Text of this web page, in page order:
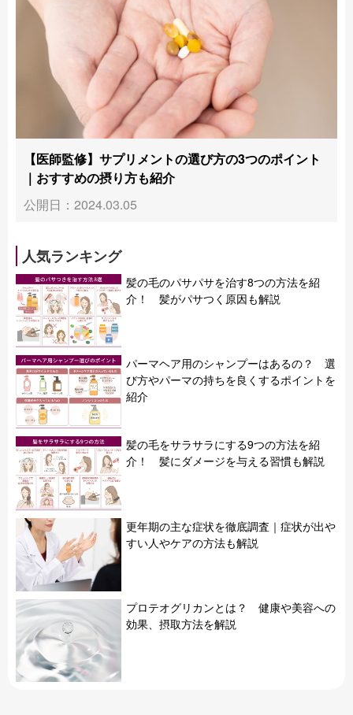
【医師監修】サプリメントの選び方の3つのポイント
｜おすすめの摂り方も紹介
公開日：2024.03.05
人気ランキング
髪の毛のパサパサを治す8つの方法を紹
介！ 髪がパサつく原因も解説
パーマヘア用のシャンプーはあるの？ 選
び方やパーマの持ちを良くするポイントを
紹介
髪の毛をサラサラにする9つの方法を紹
介！ 髪にダメージを与える習慣も解説
更年期の主な症状を徹底調査｜症状が出や
すい人やケアの方法も解説
プロテオグリカンとは？ 健康や美容への
効果、摂取方法を解説